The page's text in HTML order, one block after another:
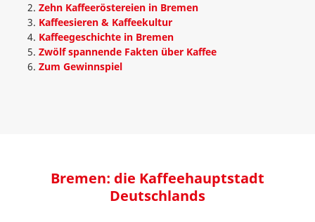
Zehn Kaffeeröstereien in Bremen
Kaffeesieren & Kaffeekultur
Kaffeegeschichte in Bremen
Zwölf spannende Fakten über Kaffee
Zum Gewinnspiel
Bremen: die Kaffeehauptstadt
Deutschlands